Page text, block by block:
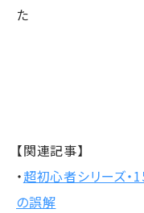
た
【関連記事】
・超初心者シリーズ
の誤解